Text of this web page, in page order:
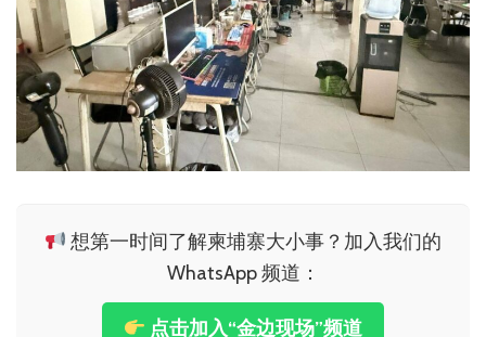
想第一时间了解柬埔寨大小事？加入我们的
WhatsApp 频道：
点击加入“金边现场”频道